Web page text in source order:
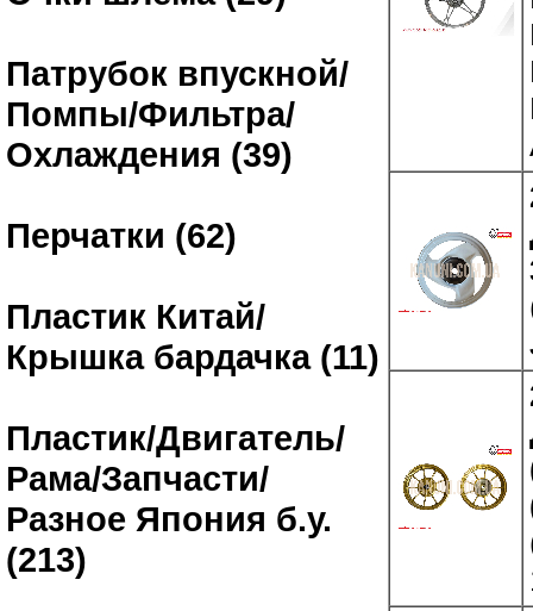
Патрубок впускной/
Помпы/Фильтра/
Охлаждения (39)
Перчатки (62)
Пластик Китай/
Крышка бардачка (11)
Пластик/Двигатель/
Рама/Запчасти/
Разное Япония б.у.
(213)